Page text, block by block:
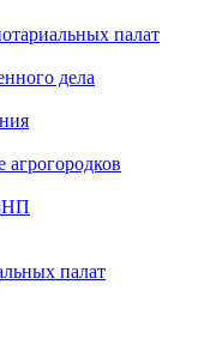
палат
дела
палат